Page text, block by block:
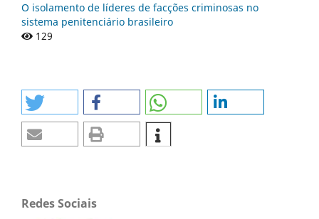
O isolamento de líderes de facções criminosas no
sistema penitenciário brasileiro
129
Redes Sociais